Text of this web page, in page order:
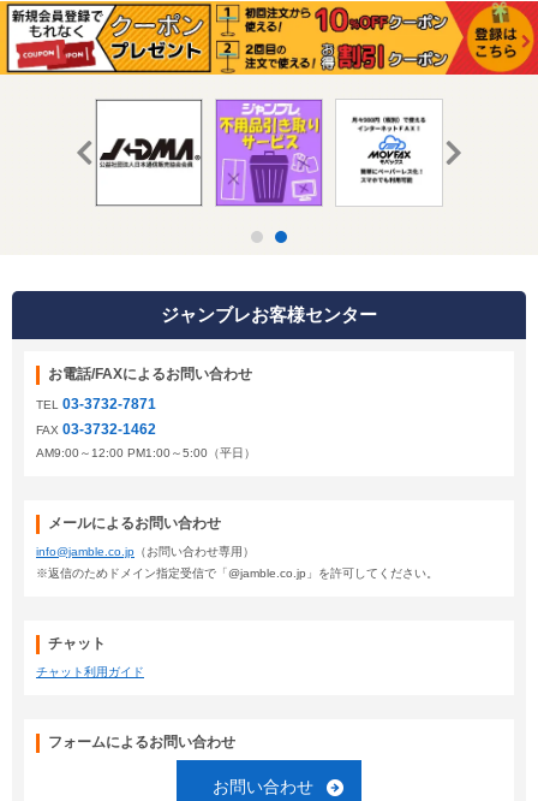
ジャンブレお客様センター
お電話/FAXによるお問い合わせ
TEL 03-3732-7871
FAX 03-3732-1462
AM9:00～12:00 PM1:00～5:00（平日）
メールによるお問い合わせ
info@jamble.co.jp （お問い合わせ専用）
※返信のためドメイン指定受信で「@jamble.co.jp」を許可してください。
チャット
チャット利用ガイド
フォームによるお問い合わせ
お問い合わせ